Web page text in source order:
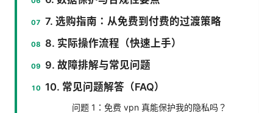
7. 选购指南：从免费到付费的过渡策略
8. 实际操作流程（快速上手）
9. 故障排解与常见问题
10. 常见问题解答（FAQ）
问题 1：免费 vpn 真能保护我的隐私吗？